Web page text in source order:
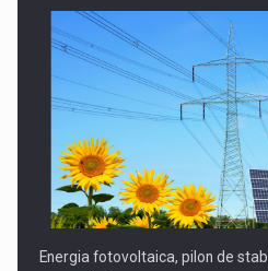
Energia fotovoltaica, pilon de